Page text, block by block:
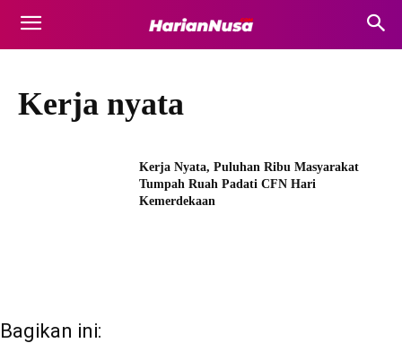
Kerja nyata
Kerja Nyata, Puluhan Ribu Masyarakat
Tumpah Ruah Padati CFN Hari
Kemerdekaan
Bagikan ini: